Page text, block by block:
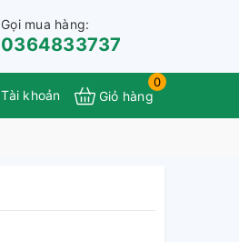
Gọi mua hàng:
0364833737
Tài khoản
0
Giỏ hàng